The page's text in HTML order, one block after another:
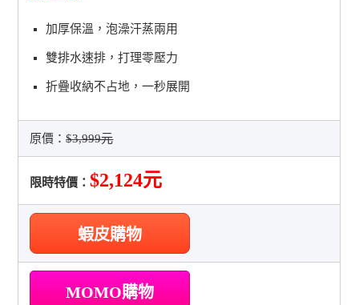
加厚保溫，泡澡汗蒸兩用
雙排水速排，打理零壓力
折疊收納不占地，一秒展開
原價：$3,999元
限時特價：$2,124元
蝦皮購物
MOMO購物